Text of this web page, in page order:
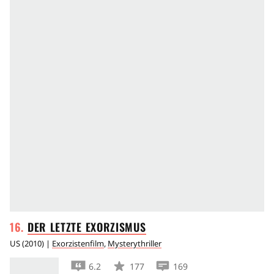
DER LETZTE EXORZISMUS
US(2010) | Exorzistenfilm, Mysterythriller
6.2 177
169